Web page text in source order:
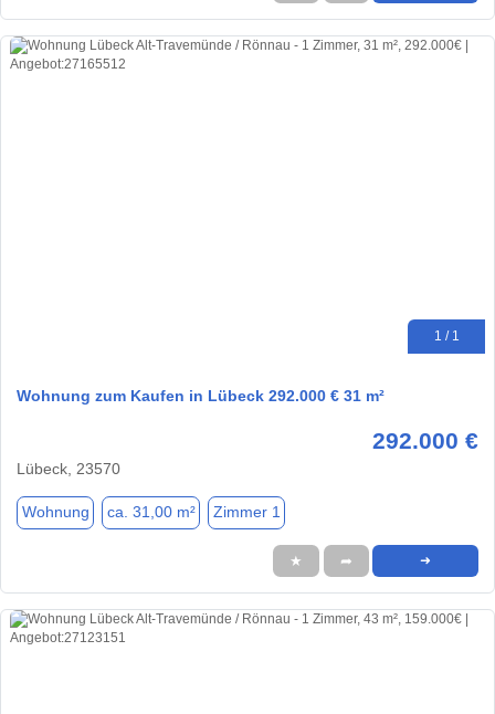
1 / 1
Wohnung zum Kaufen in Lübeck 292.000 € 31 m²
292.000 €
Lübeck, 23570
Wohnung ca. 31,00 m² Zimmer 1
★ ➦ ➜